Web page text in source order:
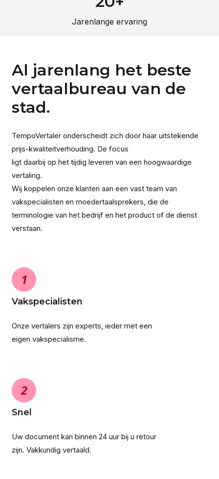
Jarenlange ervaring
Al jarenlang het beste
vertaalbureau van de
stad.
TempoVertaler onderscheidt zich door haar uitstekende
prijs-kwaliteitverhouding. De focus
ligt daarbij op het tijdig leveren van een hoogwaardige
vertaling.
Wij koppelen onze klanten aan een vast team van
vakspecialisten en moedertaalsprekers, die de
terminologie van het bedrijf en het product of de dienst
verstaan.
1
Vakspecialisten
Onze vertalers zijn experts, ieder met een
eigen vakspecialisme.
2
Snel
Uw document kan binnen 24 uur bij u retour
zijn. Vakkundig vertaald.